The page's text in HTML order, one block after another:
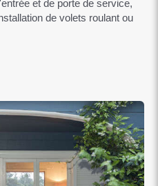
et de porte de service,
de volets roulant ou